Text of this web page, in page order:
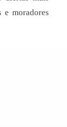
e moradores